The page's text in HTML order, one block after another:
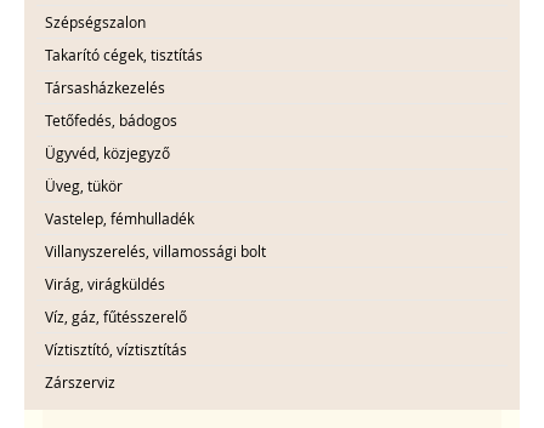
Szépségszalon
Takarító cégek, tisztítás
Társasházkezelés
Tetőfedés, bádogos
Ügyvéd, közjegyző
Üveg, tükör
Vastelep, fémhulladék
Villanyszerelés, villamossági bolt
Virág, virágküldés
Víz, gáz, fűtésszerelő
Víztisztító, víztisztítás
Zárszerviz